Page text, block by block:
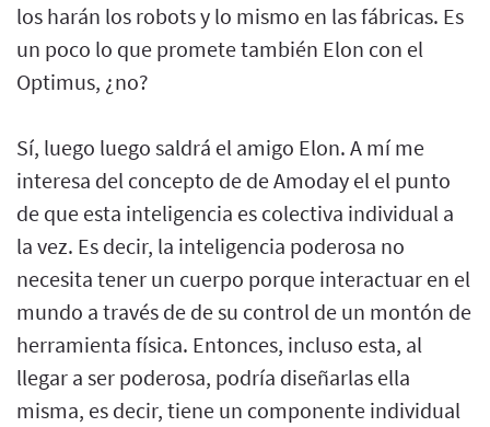
los harán los robots y lo mismo en las fábricas. Es
un poco lo que promete también Elon con el
Optimus, ¿no?
Sí, luego luego saldrá el amigo Elon. A mí me
interesa del concepto de de Amoday el el punto
de que esta inteligencia es colectiva individual a
la vez. Es decir, la inteligencia poderosa no
necesita tener un cuerpo porque interactuar en el
mundo a través de de su control de un montón de
herramienta física. Entonces, incluso esta, al
llegar a ser poderosa, podría diseñarlas ella
misma, es decir, tiene un componente individual